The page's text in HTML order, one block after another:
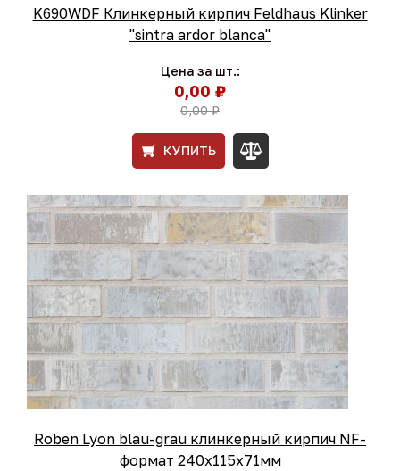
K690WDF Клинкерный кирпич Feldhaus Klinker
"sintra ardor blanca"
Цена за шт.:
0,00 ₽
0,00 ₽
КУПИТЬ
Roben Lyon blau-grau клинкерный кирпич NF-
формат 240x115x71мм